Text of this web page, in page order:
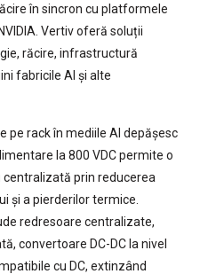
în sincron cu platformele
Vertiv oferă soluții
răcire, infrastructură
fabricile AI și alte
pe rack în mediile AI depășesc
la 800 VDC permite o
centralizată prin reducerea
și a pierderilor termice.
redresoare centralizate,
convertoare DC-DC la nivel
cu DC, extinzând